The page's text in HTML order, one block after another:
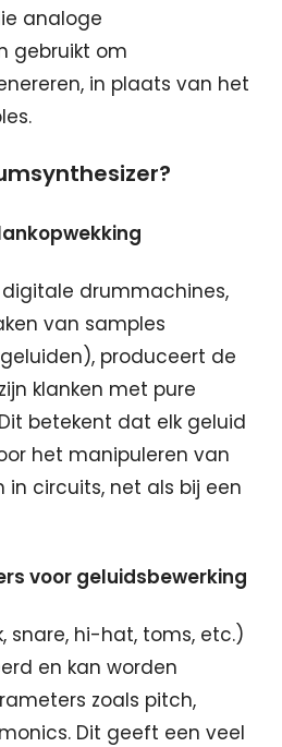
analoge
gebruikt om
in plaats van het
drummachines,
van samples
produceert de
klanken met pure
betekent dat elk geluid
het manipuleren van
in circuits, net als bij een
voor geluidsbewerking
snare, hi-hat, toms, etc.)
en kan worden
zoals pitch,
Dit geeft een veel